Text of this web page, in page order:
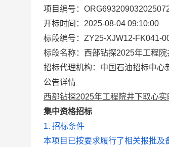
项目编号：
开标时间：2025-08-04 09:10:00
标段编号：ZY25-XJW12-FK041-
标段名称：西部钻探2025年工程
招标代理机构：中国石油招标中心
公告详情
西部钻探2025年工程院井下取心
集中资格招标
1. 招标条件
本项目已按要求履行了相关报批及